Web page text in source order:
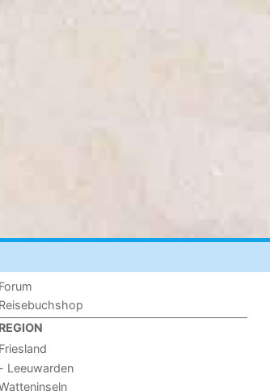
Forum
Reisebuchshop
REGION
Friesland
- Leeuwarden